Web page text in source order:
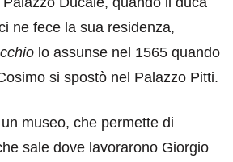
ne fece la sua residenza,
lo assunse nel 1565 quando
si spostò nel Palazzo Pitti.
museo, che permette di
sale dove lavorarono Giorgio